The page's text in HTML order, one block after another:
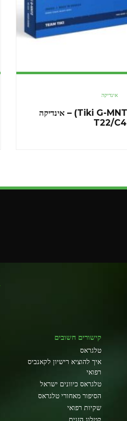
אינדיקה
טיקי ג'י-מנטז (Tiki G-MNTZ) – אינדיקה
T22/C4
קישורים חשובים
טלגראס
איך להוציא רישיון לקאנביס
רפואי
טלגראס כיוונים ישראל
הסיפור מאחורי טלגראס
שקיות רפואי